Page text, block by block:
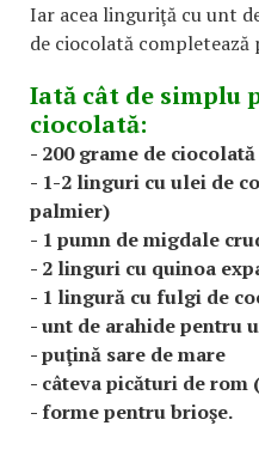
Iar acea linguriţă cu unt
de ciocolată completează
Iată cât de simplu
ciocolată:
- 200 grame de
- 1-2 linguri cu ulei de
palmier)
- 1 pumn de migdale
- 2 linguri cu quinoa
- 1 lingură cu fulgi de
- unt de arahide pentru
- puţină sare de mare
- câteva picături de rom
- forme pentru brioşe.